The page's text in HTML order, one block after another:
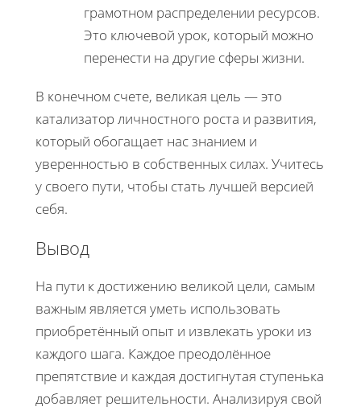
грамотном распределении ресурсов.
Это ключевой урок, который можно
перенести на другие сферы жизни.
В конечном счете, великая цель — это
катализатор личностного роста и развития,
который обогащает нас знанием и
уверенностью в собственных силах. Учитесь
у своего пути, чтобы стать лучшей версией
себя.
Вывод
На пути к достижению великой цели, самым
важным является уметь использовать
приобретённый опыт и извлекать уроки из
каждого шага. Каждое преодолённое
препятствие и каждая достигнутая ступенька
добавляет решительности. Анализируя свой